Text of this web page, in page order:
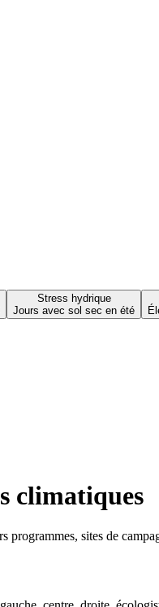
Stress hydrique
Jours avec sol sec en été
climatiques
programmes, sites de